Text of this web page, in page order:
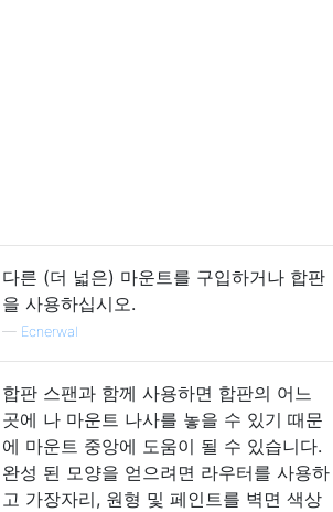
다른 (더 넓은) 마운트를 구입하거나 합판
을 사용하십시오.
— Ecnerwal
합판 스팬과 함께 사용하면 합판의 어느
곳에 나 마운트 나사를 놓을 수 있기 때문
에 마운트 중앙에 도움이 될 수 있습니다.
완성 된 모양을 얻으려면 라우터를 사용하
고 가장자리, 원형 및 페인트를 벽면 색상